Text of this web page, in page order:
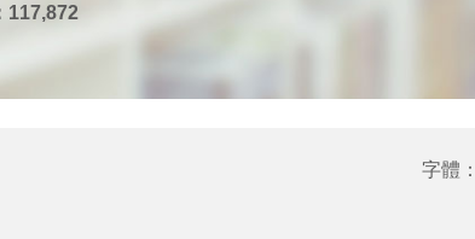
117,872
字體：